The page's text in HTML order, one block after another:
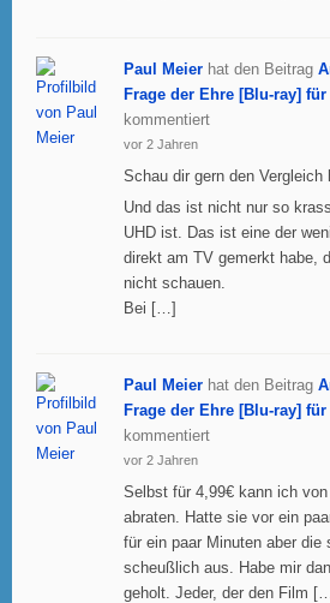
Paul Meier hat den Beitrag
Frage der Ehre [Blu-ray] für
kommentiert
vor 2 Jahren
Schau dir gern den Vergleich
Und das ist nicht nur so
UHD ist. Das ist eine der
direkt am TV gemerkt habe,
nicht schauen.
Bei […]
Paul Meier hat den Beitrag
Frage der Ehre [Blu-ray] für
kommentiert
vor 2 Jahren
Selbst für 4,99€ kann ich
abraten. Hatte sie vor ein
für ein paar Minuten aber die
scheußlich aus. Habe mir
geholt. Jeder, der den Film